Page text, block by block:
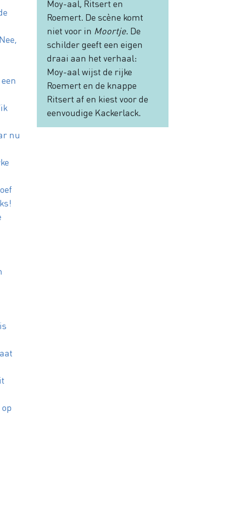
nu
Moy-aal, Ritsert en
Roemert. De scène komt
niet voor in Moortje. De
schilder geeft een eigen
draai aan het verhaal:
Moy-aal wijst de rijke
Roemert en de knappe
Ritsert af en kiest voor de
eenvoudige Kackerlack.